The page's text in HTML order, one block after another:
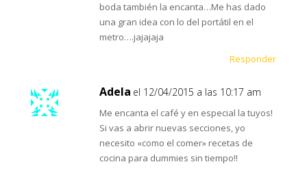
boda también la encanta…Me has dado
una gran idea con lo del portátil en el
metro….jajajaja
Responder
Adela el 12/04/2015 a las 10:17 am
Me encanta el café y en especial la tuyos!
Si vas a abrir nuevas secciones, yo
necesito «como el comer» recetas de
cocina para dummies sin tiempo!!